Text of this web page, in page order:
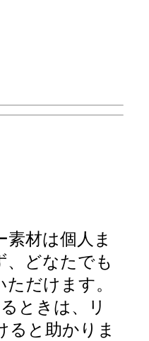
材は個人ま
、どなたでも
だけます。
ときは、リ
ると助かりま